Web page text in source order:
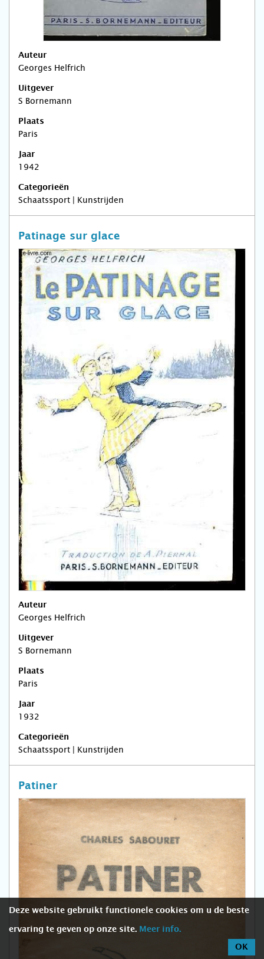
Auteur
Georges Helfrich
Uitgever
S Bornemann
Plaats
Paris
Jaar
1942
Categorieën
Schaatssport | Kunstrijden
Patinage sur glace
Auteur
Georges Helfrich
Uitgever
S Bornemann
Plaats
Paris
Jaar
1932
Categorieën
Schaatssport | Kunstrijden
Patiner
Deze website gebruikt functionele cookies om u de beste
ervaring te geven op onze site. Meer info.
OK